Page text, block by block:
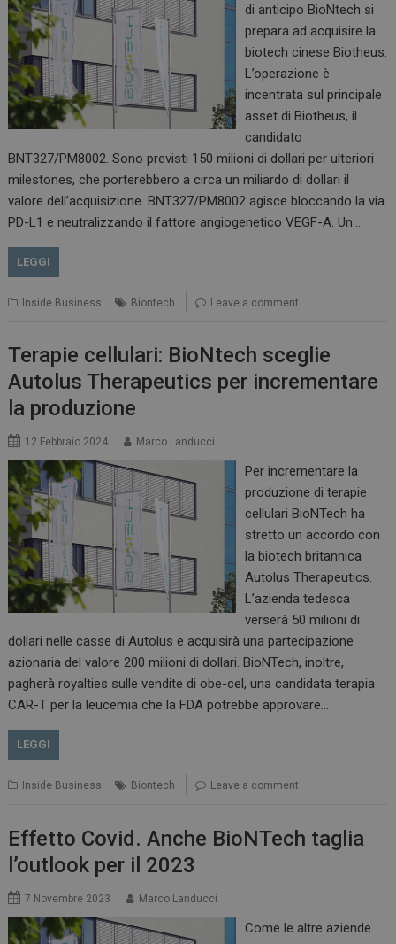
di anticipo BioNtech si
prepara ad acquisire la
biotech cinese Biotheus.
L’operazione è
incentrata sul principale
asset di Biotheus, il
candidato
BNT327/PM8002. Sono previsti 150 milioni di dollari per ulteriori
milestones, che porterebbero a circa un miliardo di dollari il
valore dell’acquisizione. BNT327/PM8002 agisce bloccando la via
PD-L1 e neutralizzando il fattore angiogenetico VEGF-A. Un…
LEGGI
Inside Business Biontech Leave a comment
Terapie cellulari: BioNtech sceglie
Autolus Therapeutics per incrementare
la produzione
12 Febbraio 2024 Marco Landucci
Per incrementare la
produzione di terapie
cellulari BioNTech ha
stretto un accordo con
la biotech britannica
Autolus Therapeutics.
L’azienda tedesca
verserà 50 milioni di
dollari nelle casse di Autolus e acquisirà una partecipazione
azionaria del valore 200 milioni di dollari. BioNTech, inoltre,
pagherà royalties sulle vendite di obe-cel, una candidata terapia
CAR-T per la leucemia che la FDA potrebbe approvare…
LEGGI
Inside Business Biontech Leave a comment
Effetto Covid. Anche BioNTech taglia
l’outlook per il 2023
7 Novembre 2023 Marco Landucci
Come le altre aziende